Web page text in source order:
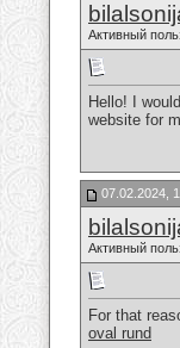
Активный
Hello! I
website for
07.02.2024,
Активный
For that
oval rund